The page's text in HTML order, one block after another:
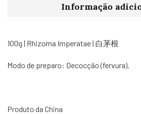
Informação
100g | Rhizoma Imperatae | 白茅根
Modo de preparo: Decocção (fervura).
Produto da China